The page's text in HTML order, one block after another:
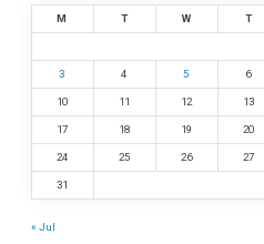
M T W T
3 4 5 6
10 11 12 13
17 18 19 20
24 25 26 27
31
« Jul